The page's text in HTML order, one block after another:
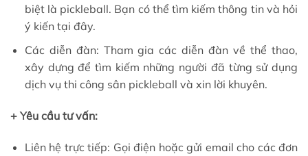
biệt là pickleball. Bạn có thể tìm kiếm thông tin và hỏi
ý kiến tại đây.
Các diễn đàn: Tham gia các diễn đàn về thể thao,
xây dựng để tìm kiếm những người đã từng sử dụng
dịch vụ thi công sân pickleball và xin lời khuyên.
+ Yêu cầu tư vấn:
Liên hệ trực tiếp: Gọi điện hoặc gửi email cho các đơn